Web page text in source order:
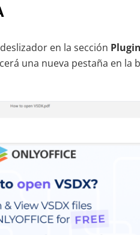
en la sección
una nueva pestaña en la